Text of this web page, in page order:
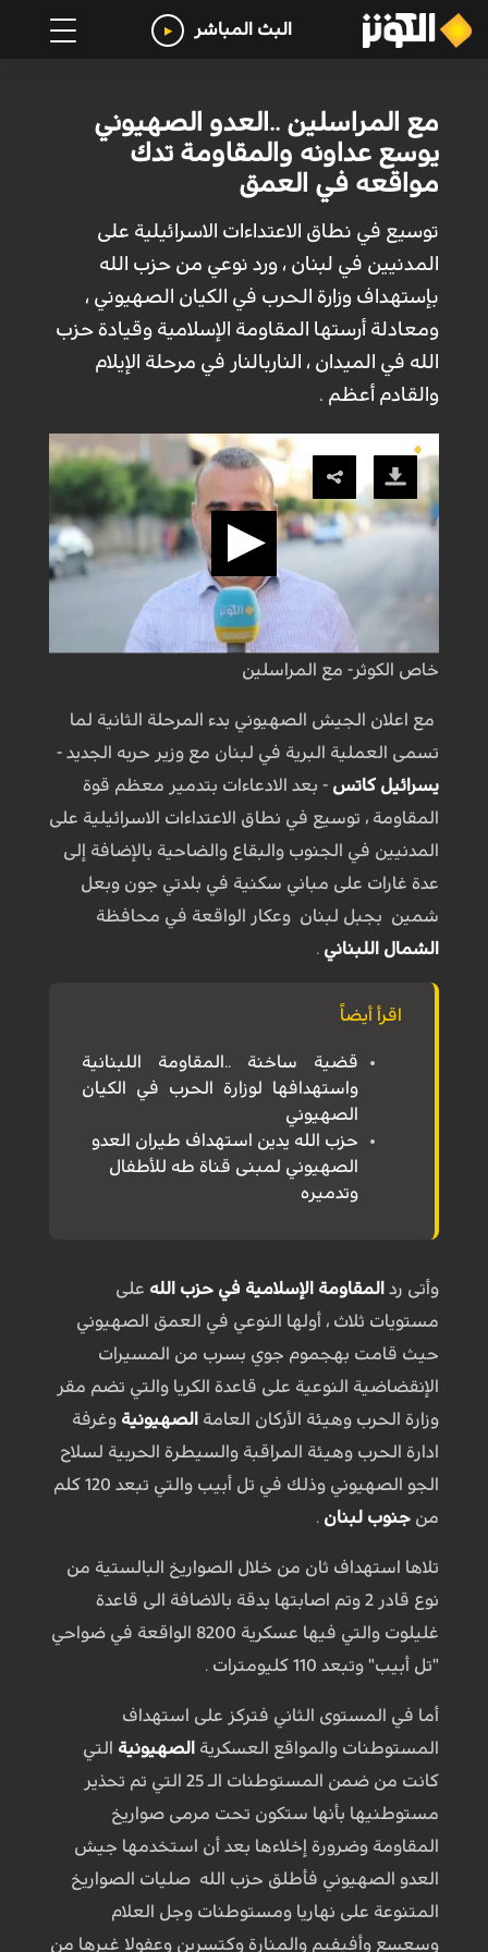
البث المباشر
مع المراسلين ..العدو الصهيوني
يوسع عداونه والمقاومة تدك
مواقعه في العمق
توسيع في نطاق الاعتداءات الاسرائيلية على
المدنيين في لبنان ، ورد نوعي من حزب الله
بإستهداف وزارة الحرب في الكيان الصهيوني ،
ومعادلة أرستها المقاومة الإسلامية وقيادة حزب
الله في الميدان ، الناربالنار في مرحلة الإيلام
والقادم أعظم .
خاص الكوثر- مع المراسلين
مع اعلان الجيش الصهيوني بدء المرحلة الثانية لما
تسمى العملية البرية في لبنان مع وزير حربه الجديد -
يسرائيل كاتس - بعد الادعاءات بتدمير معظم قوة
المقاومة ، توسيع في نطاق الاعتداءات الاسرائيلية على
المدنيين في الجنوب والبقاع والضاحية بالإضافة إلى
عدة غارات على مباني سكنية في بلدتي جون وبعل
شمين بجبل لبنان وعكار الواقعة في محافظة
الشمال اللبناني .
اقرأ أيضاً
قضية ساخنة ..المقاومة اللبنانية
واستهدافها لوزارة الحرب في الكيان
الصهيوني
حزب الله يدين استهداف طيران العدو
الصهيوني لمبنى قناة طه للأطفال
وتدميره
وأتى رد المقاومة الإسلامية في حزب الله على
مستويات ثلاث ، أولها النوعي في العمق الصهيوني
حيث قامت بهجموم جوي بسرب من المسيرات
الإنقضاضية النوعية على قاعدة الكريا والتي تضم مقر
وزارة الحرب وهيئة الأركان العامة الصهيونية وغرفة
ادارة الحرب وهيئة المراقبة والسيطرة الحربية لسلاح
الجو الصهيوني وذلك في تل أبيب والتي تبعد 120 كلم
من جنوب لبنان .
تلاها استهداف ثان من خلال الصواريخ البالستية من
نوع قادر 2 وتم اصابتها بدقة بالاضافة الى قاعدة
غليلوت والتي فيها عسكرية 8200 الواقعة في ضواحي
"تل أبيب" وتبعد 110 كليومترات .
أما في المستوى الثاني فتركز على استهداف
المستوطنات والمواقع العسكرية الصهيونية التي
كانت من ضمن المستوطنات الـ 25 التي تم تحذير
مستوطنيها بأنها ستكون تحت مرمى صواريخ
المقاومة وضرورة إخلاءها بعد أن استخدمها جيش
العدو الصهيوني فأطلق حزب الله صليات الصواريخ
المتنوعة على نهاريا ومستوطنات وجل العلام
وسعسع وأفيفيم والمنارة وكتسرين وعفولا غيرها من